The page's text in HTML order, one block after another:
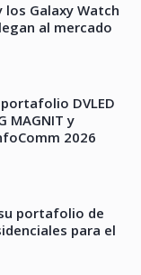
los Galaxy Watch
al mercado
DVLED
MAGNIT y
2026
portafolio de
para el